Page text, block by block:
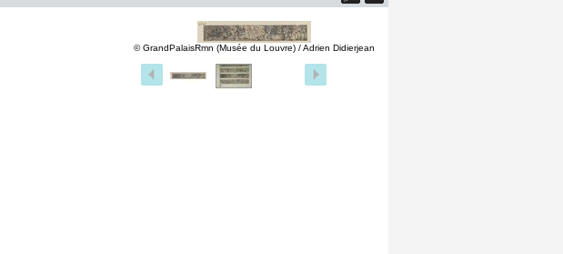
© GrandPalaisRmn (Musée du Louvre) / Adrien Didierjean